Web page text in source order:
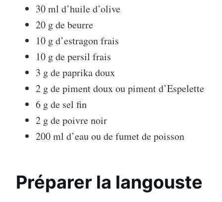
30 ml d’huile d’olive
20 g de beurre
10 g d’estragon frais
10 g de persil frais
3 g de paprika doux
2 g de piment doux ou piment d’Espelette
6 g de sel fin
2 g de poivre noir
200 ml d’eau ou de fumet de poisson
Préparer la langouste